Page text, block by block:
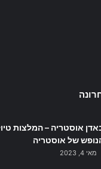
אוסטריה – המלצות
של אוסטריה
מאי 4, 2023